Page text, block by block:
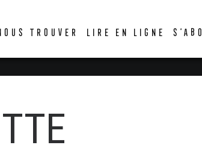
TROUVER LIRE EN LIGNE